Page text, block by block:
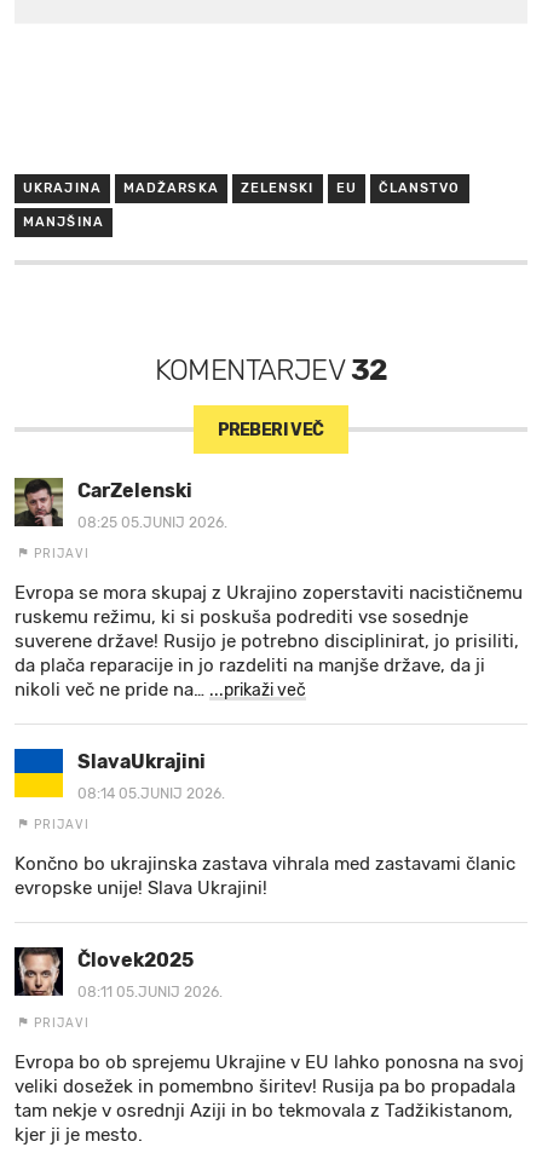
UKRAJINA MADŽARSKA ZELENSKI EU ČLANSTVO
MANJŠINA
KOMENTARJEV32
PREBERI VEČ
CarZelenski
08:25 05.JUNIJ 2026.
PRIJAVI
Evropa se mora skupaj z Ukrajino zoperstaviti nacističnemu
ruskemu režimu, ki si poskuša podrediti vse sosednje
suverene države! Rusijo je potrebno disciplinirat, jo prisiliti,
da plača reparacije in jo razdeliti na manjše države, da ji
nikoli več ne pride na… ...prikaži več
SlavaUkrajini
08:14 05.JUNIJ 2026.
PRIJAVI
Končno bo ukrajinska zastava vihrala med zastavami članic
evropske unije! Slava Ukrajini!
Človek2025
08:11 05.JUNIJ 2026.
PRIJAVI
Evropa bo ob sprejemu Ukrajine v EU lahko ponosna na svoj
veliki dosežek in pomembno širitev! Rusija pa bo propadala
tam nekje v osrednji Aziji in bo tekmovala z Tadžikistanom,
kjer ji je mesto.